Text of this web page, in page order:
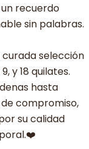
recuerdo
sin palabras.
selección
y 18 quilates.
hasta
compromiso,
su calidad